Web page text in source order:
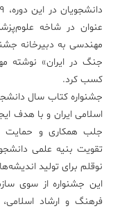
مهندسی به دبیر‌خانه
جنگ در ایران» نوشته
کسب کرد.
جشنواره کتاب سال
اسلامی ایران و با هدف
جلب همکاری و حمایت
تقویت بنیه علمی
نوقلم برای تولید
این جشنواره از سوی
فرهنگ و ارشاد